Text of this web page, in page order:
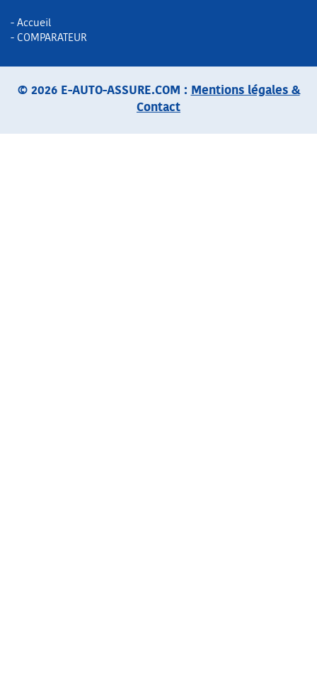
- Accueil
- COMPARATEUR
© 2026 E-AUTO-ASSURE.COM : Mentions légales &
Contact